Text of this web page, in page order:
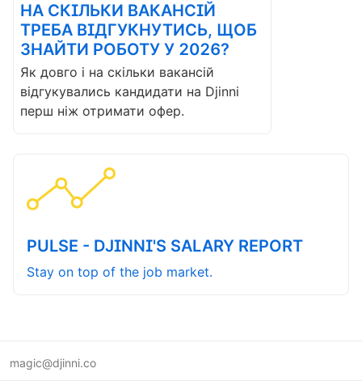
НА СКІЛЬКИ ВАКАНСІЙ
ТРЕБА ВІДГУКНУТИСЬ, ЩОБ
ЗНАЙТИ РОБОТУ У 2026?
Як довго і на скільки вакансій
відгукувались кандидати на Djinni
перш ніж отримати офер.
PULSE - DJINNI'S SALARY REPORT
Stay on top of the job market.
magic@djinni.co